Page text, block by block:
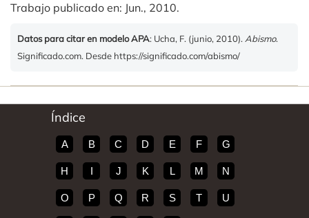
Trabajo publicado en: Jun., 2010.
Datos para citar en modelo APA: Ucha, F. (junio, 2010).Abismo.
Significado.com. Desde https://significado.com/abismo/
Índice
A B C D E F G
H I J K L M N
O P Q R S T U